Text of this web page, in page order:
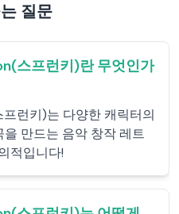
질문
스프런키)란 무엇인가
런키)는 다양한 캐릭터의
만드는 음악 창작 레트
적입니다!